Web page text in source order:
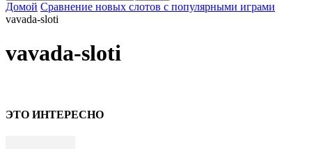
Домой Сравнение новых слотов с популярными играми
vavada-sloti
vavada-sloti
ЭТО ИНТЕРЕСНО